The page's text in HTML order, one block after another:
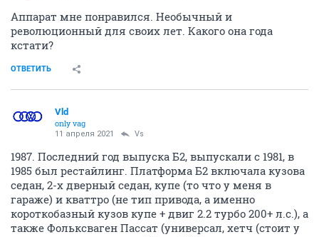
Аппарат мне понравился. Необычный и
революционный для своих лет. Какого она года
кстати?
ОТВЕТИТЬ
Vld
only vag
11 апреля 2021 Vs
1987. Последний год выпуска Б2, выпускали с 1981, в
1985 был рестайлинг. Платформа Б2 включала кузова
седан, 2-х дверный седан, купе (то что у меня в
гараже) и кваттро (не тип привода, а именно
короткобазный кузов купе + двиг 2.2 турбо 200+ л.с.), а
также Фольксваген Пассат (универсал, хетч (стоит у